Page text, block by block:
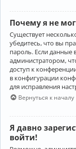
Почему я не
Существует
убедитесь, что вы
пароль. Если данные
администратором,
доступ к
в конфигурации
для исправления
Вернуться к началу
Я давно
войти!